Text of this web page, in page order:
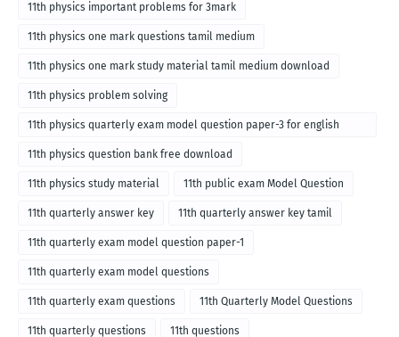
11th physics important problems for 3mark
11th physics one mark questions tamil medium
11th physics one mark study material tamil medium download
11th physics problem solving
11th physics quarterly exam model question paper-3 for english
medium
11th physics question bank free download
11th physics study material 11th public exam Model Question
11th quarterly answer key 11th quarterly answer key tamil
11th quarterly exam model question paper-1
11th quarterly exam model questions
11th quarterly exam questions 11th Quarterly Model Questions
11th quarterly questions 11th questions